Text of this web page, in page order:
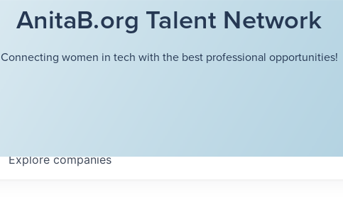
AnitaB.org Talent Network
Connecting women in tech with the best professional opportunities!
Explorecompanies